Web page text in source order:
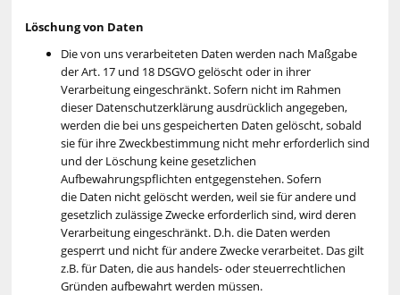
Löschung von Daten
Die von uns verarbeiteten Daten werden nach Maßgabe
der Art. 17 und 18 DSGVO gelöscht oder in ihrer
Verarbeitung eingeschränkt. Sofern nicht im Rahmen
dieser Datenschutzerklärung ausdrücklich angegeben,
werden die bei uns gespeicherten Daten gelöscht, sobald
sie für ihre Zweckbestimmung nicht mehr erforderlich sind
und der Löschung keine gesetzlichen
Aufbewahrungspflichten entgegenstehen. Sofern
die Daten nicht gelöscht werden, weil sie für andere und
gesetzlich zulässige Zwecke erforderlich sind, wird deren
Verarbeitung eingeschränkt. D.h. die Daten werden
gesperrt und nicht für andere Zwecke verarbeitet. Das gilt
z.B. für Daten, die aus handels- oder steuerrechtlichen
Gründen aufbewahrt werden müssen.